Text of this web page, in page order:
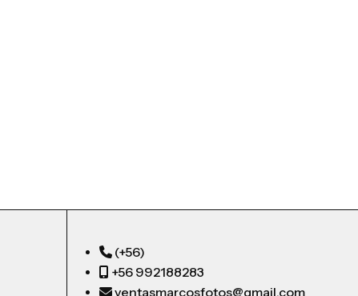
(+56)
+56 992188283
ventasmarcosfotos@gmail.com